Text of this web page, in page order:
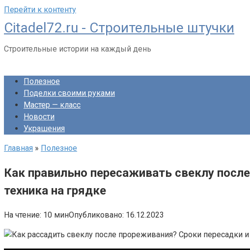
Перейти к контенту
Citadel72.ru - Строительные штучки
Строительные истории на каждый день
Полезное
Поделки своими руками
Мастер — класс
Новости
Украшения
Главная » Полезное
Как правильно пересаживать свеклу
техника на грядке
На чтение: 10 минОпубликовано: 16.12.2023